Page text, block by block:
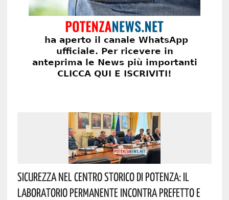
Sicurezza Nel Centro Storico Di Potenza: Il
Laboratorio Permanente Incontra Prefetto E